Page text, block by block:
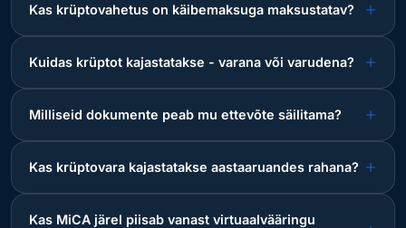
Kas krüptovahetus on käibemaksuga maksustatav?
Kuidas krüptot kajastatakse - varana või varudena?
Milliseid dokumente peab mu ettevõte säilitama?
Kas krüptovara kajastatakse aastaaruandes rahana?
Kas MiCA järel piisab vanast virtuaalvääringu